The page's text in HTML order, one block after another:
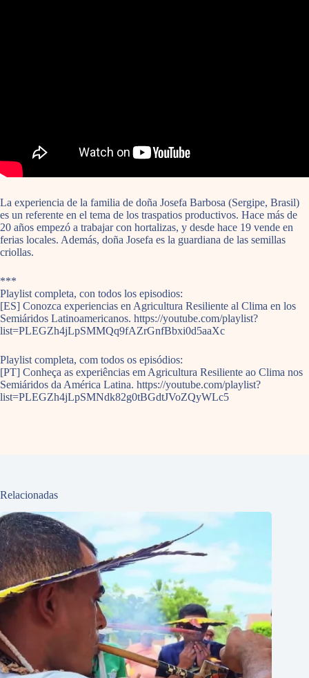
La experiencia de la familia de doña Josefa Barbosa (Sergipe, Brasil)
es un referente en el tema de los traspatios productivos. Hace más de
20 años empezó a trabajar con hortalizas, y desde hace 19 vende en
ferias locales. Además, doña Josefa es la guardiana de las semillas
criollas.
***
Playlist completa, con todos los episodios:
[ES] Conozca experiencias en Agricultura Resiliente al Clima en los
Semiáridos Latinoamericanos. https://youtube.com/playlist?
list=PLEGZh4jLpSMMQq9fAZrGnfBbxi0d5aaXc
Playlist completa, com todos os episódios:
[PT] Conheça as experiências em Agricultura Resiliente ao Clima nos
Semiáridos da América Latina. https://youtube.com/playlist?
list=PLEGZh4jLpSMNdk82g0tBGdtJVoZQyWLc5
Relacionadas